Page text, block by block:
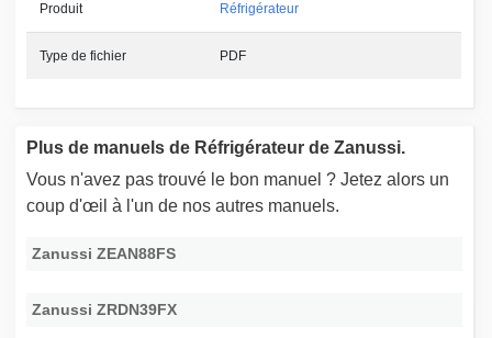
Produit Réfrigérateur
Type de fichier PDF
Plus de manuels de Réfrigérateur de Zanussi.
Vous n'avez pas trouvé le bon manuel ? Jetez alors un
coup d'œil à l'un de nos autres manuels.
Zanussi ZEAN88FS
Zanussi ZRDN39FX